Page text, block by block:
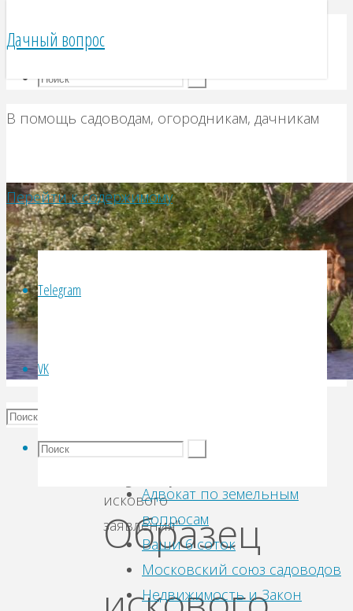
VK
Дачный вопрос
В помощь садоводам, огородникам, дачникам
Перейти к содержимому
Telegram
VK
искового
заявления"
Рубрика:
Образец
Адвокат по земельным
вопросам
Ваши 6 соток
Московский союз садоводов
Недвижимость и Закон